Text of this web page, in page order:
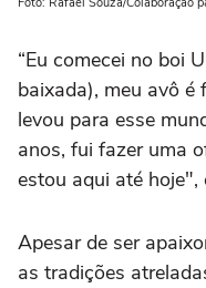
“Eu comecei no boi
baixada), meu avô é
levou para esse
anos, fui fazer uma
estou aqui até
Apesar de ser
as tradições